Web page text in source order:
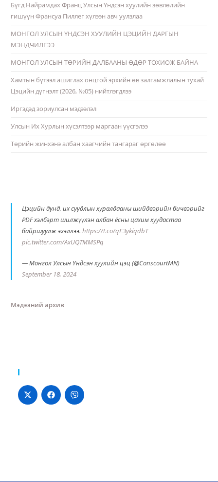
Бүгд Найрамдах Франц Улсын Үндсэн хуулийн зөвлөлийн
гишүүн Франсуа Пиллег хүлээн авч уулзлаа
МОНГОЛ УЛСЫН ҮНДСЭН ХУУЛИЙН ЦЭЦИЙН ДАРГЫН
МЭНДЧИЛГЭЭ
МОНГОЛ УЛСЫН ТӨРИЙН ДАЛБААНЫ ӨДӨР ТОХИОЖ БАЙНА
Хамтын бүтээл ашиглах онцгой эрхийн өв залгамжлалын тухай
Цэцийн дүгнэлт (2026, №05) нийтлэгдлээ
Иргэдэд зориулсан мэдээлэл
Улсын Их Хурлын хүсэлтээр маргаан үүсгэлээ
Төрийн жинхэнэ албан хаагчийн тангараг өргөлөө
Цэцийн дунд, их суудлын хуралдааны шийдвэрийн бичвэрийг
PDF хэлбэрт шилжүүлэн албан ёсны цахим хуудастаа
байршуулж эхэллээ.https://t.co/qE3ykiqdbT
pic.twitter.com/AxUQTMMSPq
— Монгол Улсын Үндсэн хуулийн цэц (@ConscourtMN)
September 18, 2024
Мэдээний архив